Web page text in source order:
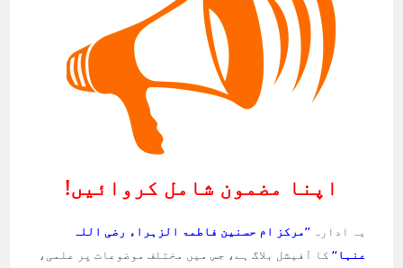
اپنا مضمون شامل کروائیں!
یہ ادارہ’’مرکز ام حسنین فاطمۃ الزہراء رضی اللہ
عنہا‘‘ کا آفیشل بلاگ ہے، جس میں مختلف موضوعات پر علمی،